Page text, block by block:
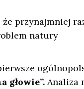
przynajmniej
natury
głowie”.Analiza